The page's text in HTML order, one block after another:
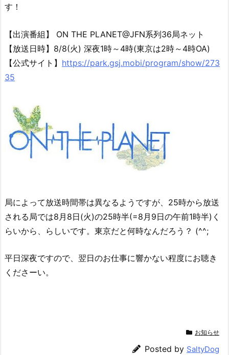
す！
【出演番組】 ON THE PLANET@JFN系列36局ネット
【放送日時】8/8(火) 深夜1時～4時(東京は2時～4時OA)
【公式サイト】 https://park.gsj.mobi/program/show/273
35
局によって放送時間帯は異なるようですが、25時から放送
される局では8月8日(火)の25時半(=8月9日の午前1時半)く
らいから、らしいです。東京だと何時なんだろう？ (^^;
平日深夜ですので、翌日のお仕事に響かない程度にお聴き
くださーい。
お知らせ
Posted by SaltyDog